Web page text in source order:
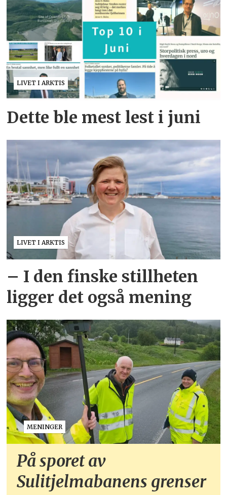
LIVET I ARKTIS
Dette ble mest lest i juni
LIVET I ARKTIS
– I den finske stillheten
ligger det også mening
MENINGER
På sporet av
Sulitjelmabanens grenser